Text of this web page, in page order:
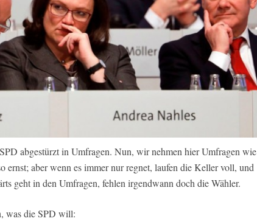
abgestürzt in Umfragen. Nun, wir nehmen hier Umfragen wie
ernst; aber wenn es immer nur regnet, laufen die Keller voll, und
geht in den Umfragen, fehlen irgendwann doch die Wähler.
was die SPD will: